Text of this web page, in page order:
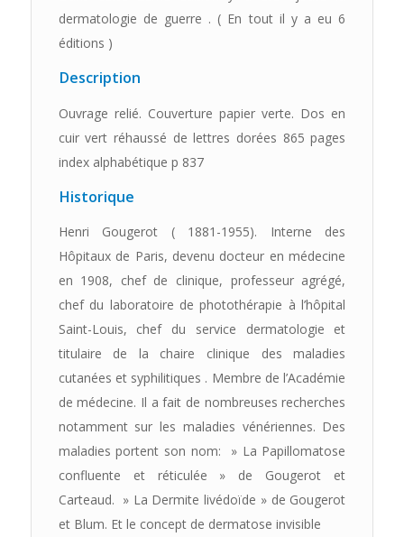
dermatologie de guerre . ( En tout il y a eu 6
éditions )
Description
Ouvrage relié. Couverture papier verte. Dos en
cuir vert réhaussé de lettres dorées 865 pages
index alphabétique p 837
Historique
Henri Gougerot ( 1881-1955). Interne des
Hôpitaux de Paris, devenu docteur en médecine
en 1908, chef de clinique, professeur agrégé,
chef du laboratoire de photothérapie à l’hôpital
Saint-Louis, chef du service dermatologie et
titulaire de la chaire clinique des maladies
cutanées et syphilitiques . Membre de l’Académie
de médecine. Il a fait de nombreuses recherches
notamment sur les maladies vénériennes. Des
maladies portent son nom: » La Papillomatose
confluente et réticulée » de Gougerot et
Carteaud. » La Dermite livédoïde » de Gougerot
et Blum. Et le concept de dermatose invisible